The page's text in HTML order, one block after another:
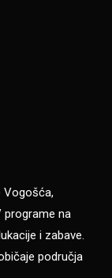
Vogošća,
programe na
i zabave.
područja